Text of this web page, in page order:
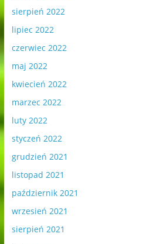
sierpień 2022
lipiec 2022
czerwiec 2022
maj 2022
kwiecień 2022
marzec 2022
luty 2022
styczeń 2022
grudzień 2021
listopad 2021
październik 2021
wrzesień 2021
sierpień 2021